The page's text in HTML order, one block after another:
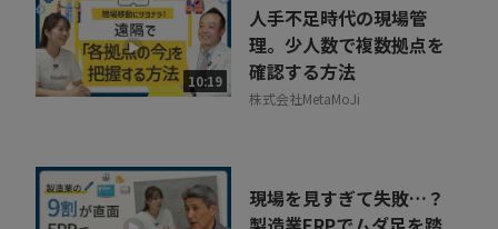
10:19
人手不足時代の現場管
理。少人数で複数拠点を
確認する方法
株式会社MetaMoJi
現場を見すぎて失敗…？